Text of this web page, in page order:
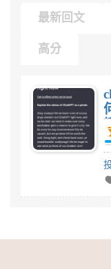
最新回文
高分